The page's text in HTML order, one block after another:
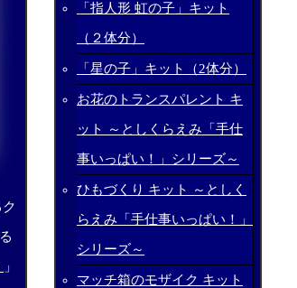
」
「指人形 虹の子」キット
（２体分）
「星の子」キット（2体分）
お花のトランスパレント キ
ット ～としくらえみ「手仕
事いっぱい！」シリーズ～
ひもづくり キット ～としく
らえみ「手仕事いっぱい！」
シリーズ～
マッチ箱のモザイク キット